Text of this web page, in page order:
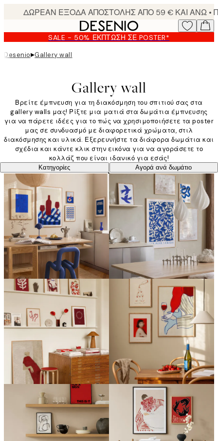
content.
SALE - 50% ΈΚΠΤΩΣΗ ΣΕ POSTER*
Desenio▸Gallery wall
Gallery wall
Βρείτε έμπνευση για τη διακόσμηση του σπιτιού σας στα
gallery walls μας! Ρίξτε μια ματιά στα δωμάτια έμπνευσης
για να πάρετε ιδέες για το πώς να χρησιμοποιήσετε τα poster
μας σε συνδυασμό με διαφορετικά χρώματα, στιλ
διακόσμησης και υλικά. Εξερευνήστε τα διάφορα δωμάτια και
σχέδια και κάντε κλικ στην εικόνα για να αγοράσετε το
κολλάζ που είναι ιδανικό για εσάς!
Κατηγορίες Αγορά ανά δωμάτιο